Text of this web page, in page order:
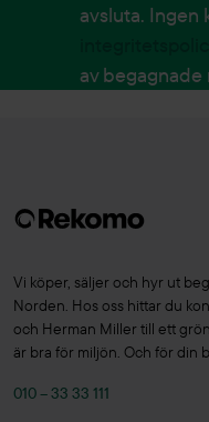
avsluta. Ingen
av
Vi köper, säljer och hyr ut
Norden. Hos oss hittar du
och Herman Miller till ett
är bra för miljön. Och för din
010 – 33 33 111